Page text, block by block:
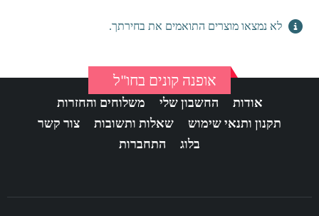
לא נמצאו מוצרים התואמים את בחירתך.
אופנה קונים בחו"ל
אודות החשבון שלי
משלוחים והחזרות
תקנון ותנאי שימוש
שאלות ותשובות
צור קשר
בלוג
התחברות